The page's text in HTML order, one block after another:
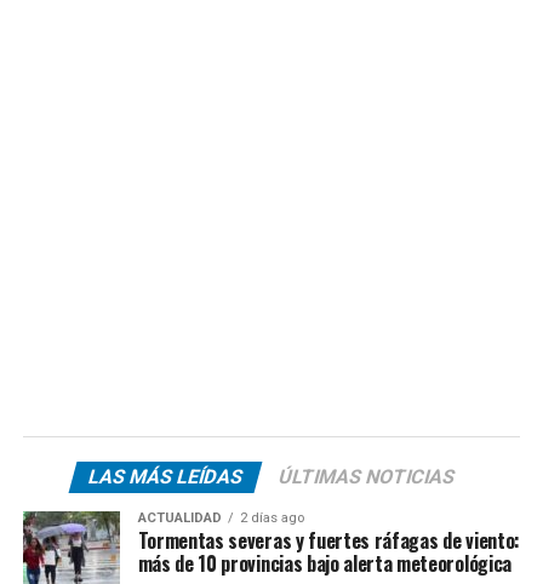
LAS MÁS LEÍDAS ÚLTIMAS NOTICIAS
ACTUALIDAD 2 días ago
Tormentas severas y fuertes ráfagas de viento:
más de 10 provincias bajo alerta meteorológica